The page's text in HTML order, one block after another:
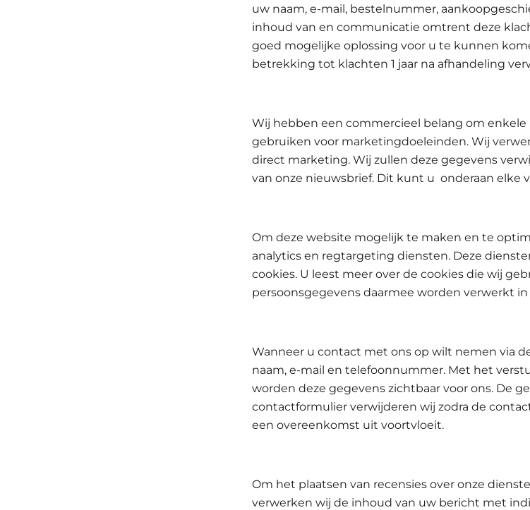
uw naam, e-mail, bestelnummer,
inhoud van en communicatie omtrent deze
goed mogelijke oplossing voor u te kunnen
betrekking tot klachten 1 jaar na afhandeling
Wij hebben een commercieel belang om enkele
gebruiken voor marketingdoeleinden. Wij
direct marketing. Wij zullen deze gegevens
van onze nieuwsbrief. Dit kunt u onderaan elke
Om deze website mogelijk te maken en te
analytics en regtargeting diensten. Deze
cookies. U leest meer over de cookies die wij
persoonsgegevens daarmee worden verwerkt
Wanneer u contact met ons op wilt nemen via
naam, e-mail en telefoonnummer. Met het
worden deze gegevens zichtbaar voor ons. De
contactformulier verwijderen wij zodra de
een overeenkomst uit voortvloeit.
Om het plaatsen van recensies over onze
verwerken wij de inhoud van uw bericht met